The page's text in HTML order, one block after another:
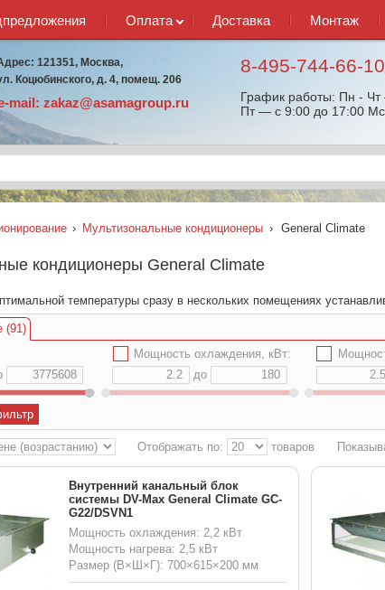
Оплата Доставка Монтаж
121351, Москва,
Коцюбинского, д. 4, помещ. 206
mail: zakaz@asamagroup.ru
8-495-744-66-10
График работы: Пн -
Пт — с 9:00 до 17:00
› Мультизональные кондиционеры › General Climate
кондиционеры General Climate
температуры сразу в нескольких помещениях
(91)
Мощность охлаждения, кВт:
до
Отображать по: товаров
Внутренний канальный блок
системы DV-Max General Climate GC-
G22/DSVN1
Мощность охлаждения: 2,2 кВт
Мощность нагрева: 2,5 кВт
Размер (В×Ш×Г): 700×615×200 мм